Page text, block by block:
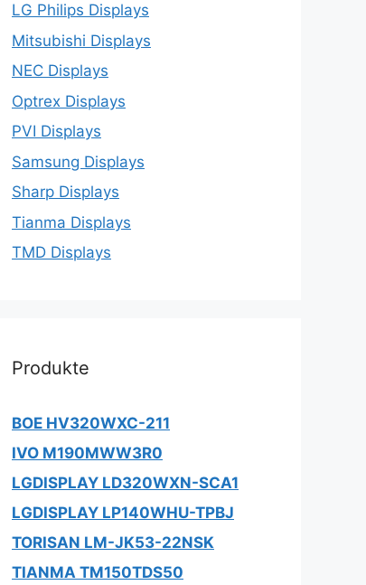
LG Philips Displays
Mitsubishi Displays
NEC Displays
Optrex Displays
PVI Displays
Samsung Displays
Sharp Displays
Tianma Displays
TMD Displays
Produkte
BOE HV320WXC-211
IVO M190MWW3R0
LGDISPLAY LD320WXN-SCA1
LGDISPLAY LP140WHU-TPBJ
TORISAN LM-JK53-22NSK
TIANMA TM150TDS50